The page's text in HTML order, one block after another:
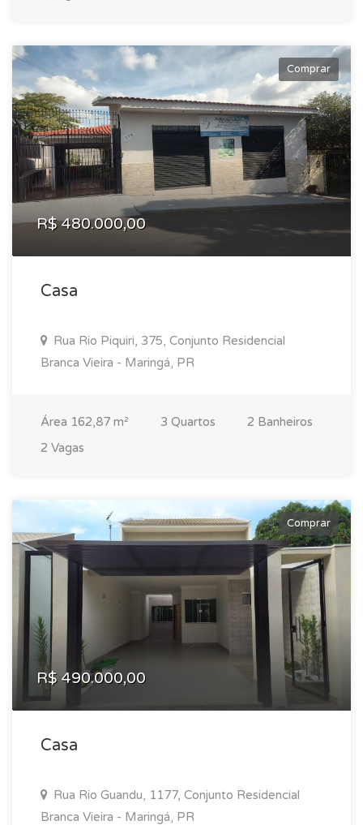
Comprar
R$ 480.000,00
Casa
Rua Rio Piquiri, 375, Conjunto Residencial
Branca Vieira - Maringá, PR
Área 162,87 m² 3 Quartos
2 Banheiros
2 Vagas
Comprar
R$ 490.000,00
Casa
Rua Rio Guandu, 1177, Conjunto Residencial
Branca Vieira - Maringá, PR